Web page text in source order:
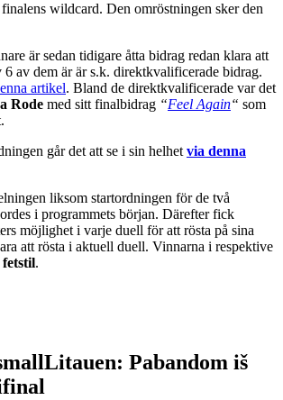
wildcard. Den omröstningen sker den
är sedan tidigare åtta bidrag redan klara att
av dem är är s.k. direktkvalificerade bidrag.
artikel. Bland de direktkvalificerade var det
Rode med sitt finalbidrag “Feel Again“ som
går det att se i sin helhetvia denna
liksom startordningen för de två
i programmets början. Därefter fick
möjlighet i varje duell för att rösta på sina
att rösta i aktuell duell. Vinnarna i respektive
fetstil.
Litauen: Pabandom iš